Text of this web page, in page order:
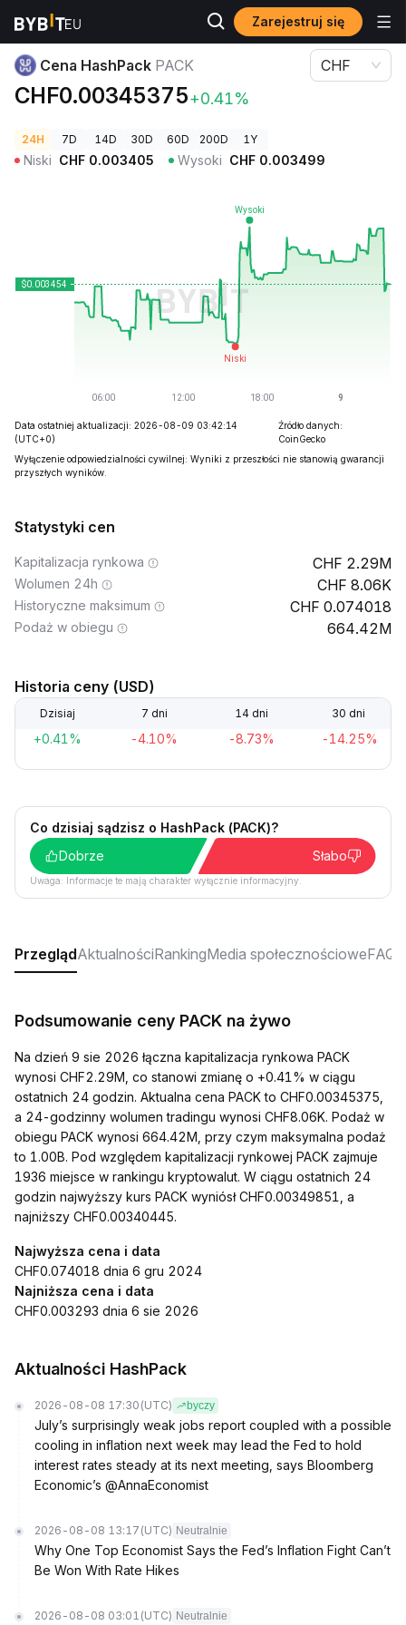
Zarejestruj się
Ceny kryptowalut Cena HashPack PACK
Cena HashPack PACK
CHF0.00345375+0.41%
CHF
24H 7D 14D 30D 60D 200D 1Y
Niski CHF 0.003405 Wysoki CHF 0.003499
Data ostatniej aktualizacji: 2026-08-09 03:42:14
(UTC+0)
Źródło danych:
CoinGecko
Wyłączenie odpowiedzialności cywilnej: Wyniki z przeszłości nie stanowią gwarancji
przyszłych wyników.
Statystyki cen
Kapitalizacja rynkowa 2.29M
Wolumen 24h 8.06K
Historyczne maksimum 0.074018
Podaż w obiegu 664.42M
Historia ceny (USD)
Dzisiaj 7 dni 14 dni 30 dni
+0.41% -4.10% -8.73% -14.25%
Co dzisiaj sądzisz o HashPack (PACK)?
Dobrze
Słabo
Uwaga: Informacje te mają charakter wyłącznie informacyjny.
PrzeglądAktualnościRankingMedia społecznościoweFAQ
Podsumowanie ceny PACK na żywo
Na dzień 9 sie 2026 łączna kapitalizacja rynkowa PACK
wynosi CHF2.29M, co stanowi zmianę o +0.41% w ciągu
ostatnich 24 godzin. Aktualna cena PACK to CHF0.00345375,
a 24-godzinny wolumen tradingu wynosi CHF8.06K. Podaż w
obiegu PACK wynosi 664.42M, przy czym maksymalna podaż
to 1.00B. Pod względem kapitalizacji rynkowej PACK zajmuje
1936 miejsce w rankingu kryptowalut. W ciągu ostatnich 24
godzin najwyższy kurs PACK wyniósł CHF0.00349851, a
najniższy CHF0.00340445.
Najwyższa cena i data
CHF0.074018 dnia 6 gru 2024
Najniższa cena i data
CHF0.003293 dnia 6 sie 2026
Aktualności HashPack
2026-08-08 17:30 (UTC) byczy
July’s surprisingly weak jobs report coupled with a possible
cooling in inflation next week may lead the Fed to hold
interest rates steady at its next meeting, says Bloomberg
Economic’s @AnnaEconomist
2026-08-08 13:17 (UTC) Neutralnie
Why One Top Economist Says the Fed’s Inflation Fight Can’t
Be Won With Rate Hikes
2026-08-08 03:01 (UTC) Neutralnie